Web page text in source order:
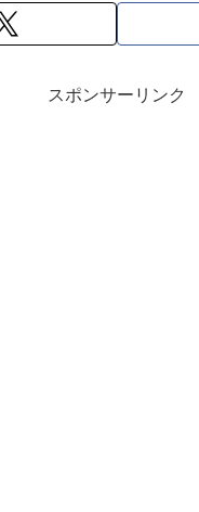
スポンサーリンク